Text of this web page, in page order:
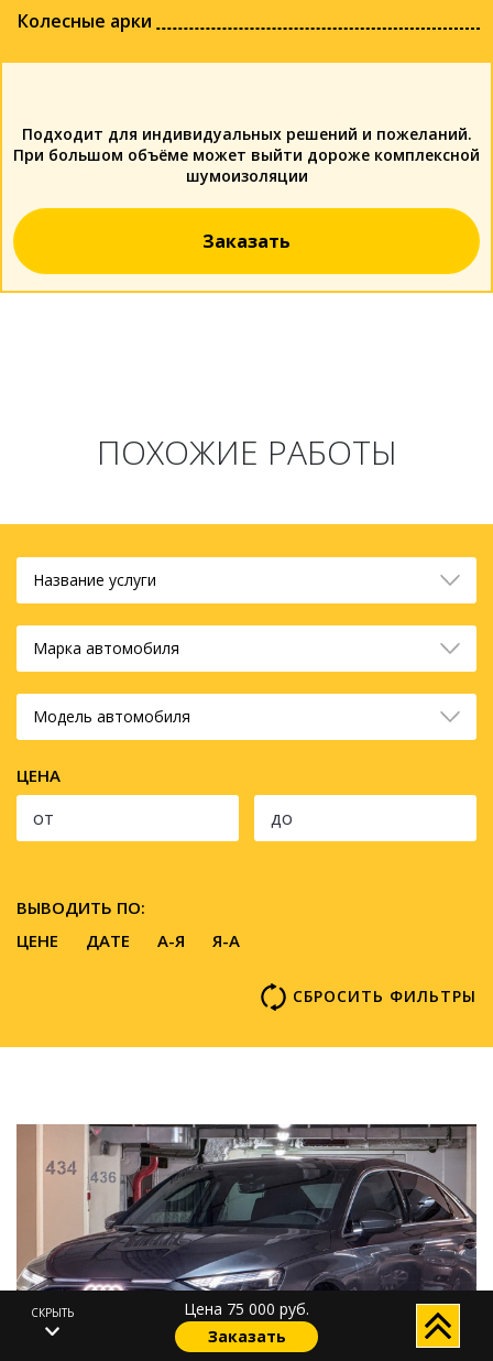
Колесные арки
Подходит для индивидуальных решений и пожеланий.
При большом объёме может выйти дороже комплексной
шумоизоляции
Заказать
ПОХОЖИЕ РАБОТЫ
Название услуги
Марка автомобиля
Модель автомобиля
ЦЕНА
ВЫВОДИТЬ ПО:
ЦЕНЕ
ДАТЕ A-Я Я-А
СБРОСИТЬ ФИЛЬТРЫ
80000 руб. р. 1 день
СКРЫТЬ
Цена 75 000 руб.
Заказать